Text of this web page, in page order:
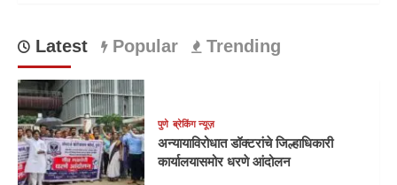
Latest Popular Trending
पुणे ब्रेकिंग न्यूज़
अन्यायाविरोधात डॉक्टरांचे जिल्हाधिकारी
कार्यालयासमोर धरणे आंदोलन